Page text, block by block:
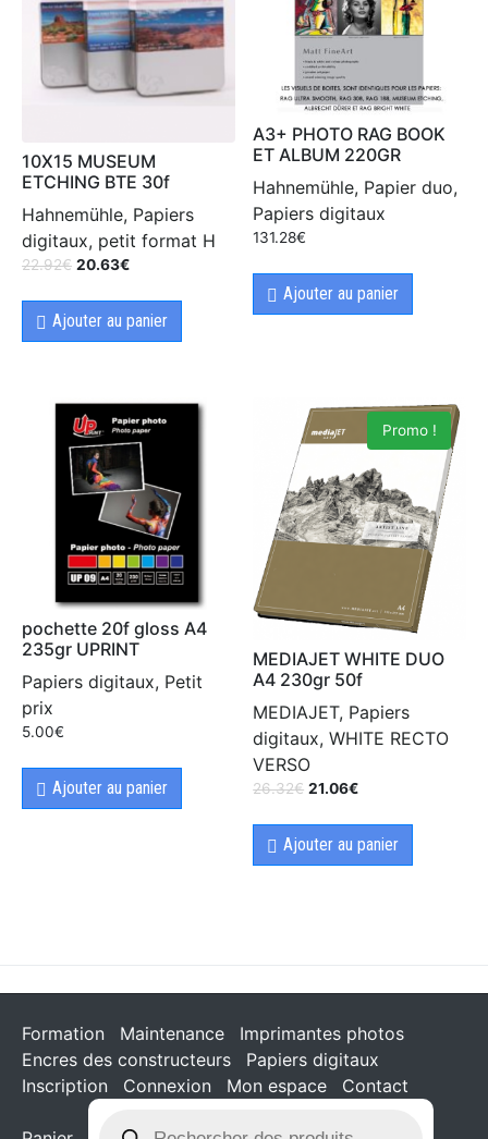
10X15 MUSEUM
ETCHING BTE 30f
Hahnemühle, Papiers
digitaux, petit format H
22.92€ 20.63€
Ajouter au panier
A3+ PHOTO RAG BOOK
ET ALBUM 220GR
Hahnemühle, Papier duo,
Papiers digitaux
131.28€
Ajouter au panier
pochette 20f gloss A4
235gr UPRINT
Papiers digitaux, Petit
prix
5.00€
Ajouter au panier
Promo !
MEDIAJET WHITE DUO
A4 230gr 50f
MEDIAJET, Papiers
digitaux, WHITE RECTO
VERSO
26.32€ 21.06€
Ajouter au panier
Formation Maintenance
Imprimantes photos
Encres des constructeurs
Papiers digitaux
Inscription
Connexion Mon espace Contact